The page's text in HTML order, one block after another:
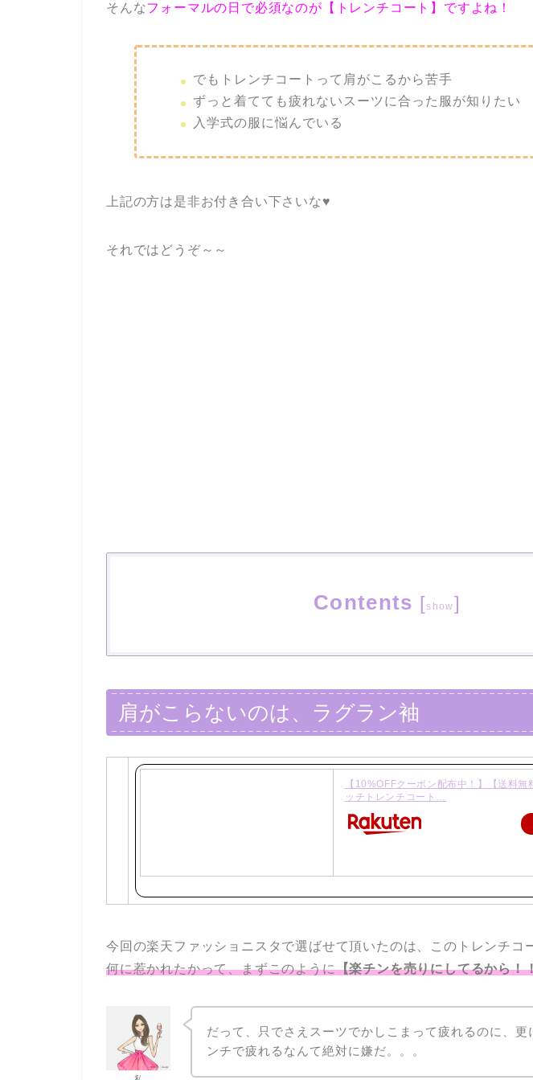
そんなフォーマルの日で必須なのが【トレンチコート】ですよね！
でもトレンチコートって肩がこるから苦手
ずっと着てても疲れないスーツに合った服が知りたい
入学式の服に悩んでいる
上記の方は是非お付き合い下さいな♥
それではどうぞ～～
Contents [show]
肩がこらないのは、ラグラン袖
【10%OFFクーポン配布中！】【送料
ッチトレンチコート…
今回の楽天ファッショニスタで選ばせて頂いたのは、このトレンチコ
何に惹かれたかって、まずこのように【楽チンを売りにしてるから！
だって、只でさえスーツでかしこまって疲れるのに、更
ンチで疲れるなんて絶対に嫌だ。。。